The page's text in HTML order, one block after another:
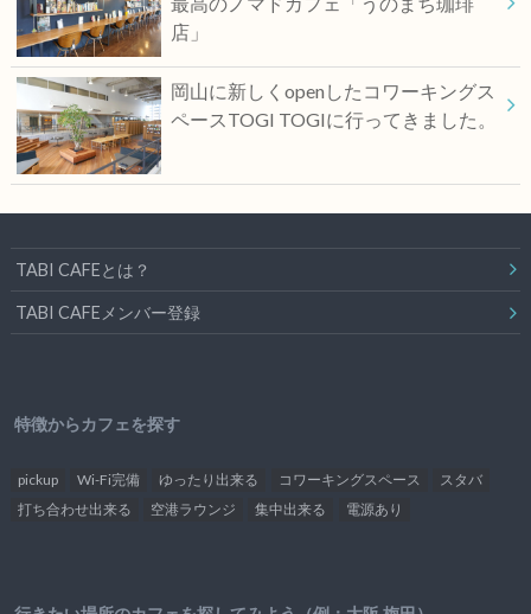
店」
岡山に新しくopenしたコワーキングス
ペースTOGI TOGIに行ってきました。
TABI CAFEとは？
TABI CAFEメンバー登録
特徴からカフェを探す
pickup Wi-Fi完備 ゆったり出来る コワーキングスペース
スタバ
打ち合わせ出来る
空港ラウンジ 集中出来る 電源あり